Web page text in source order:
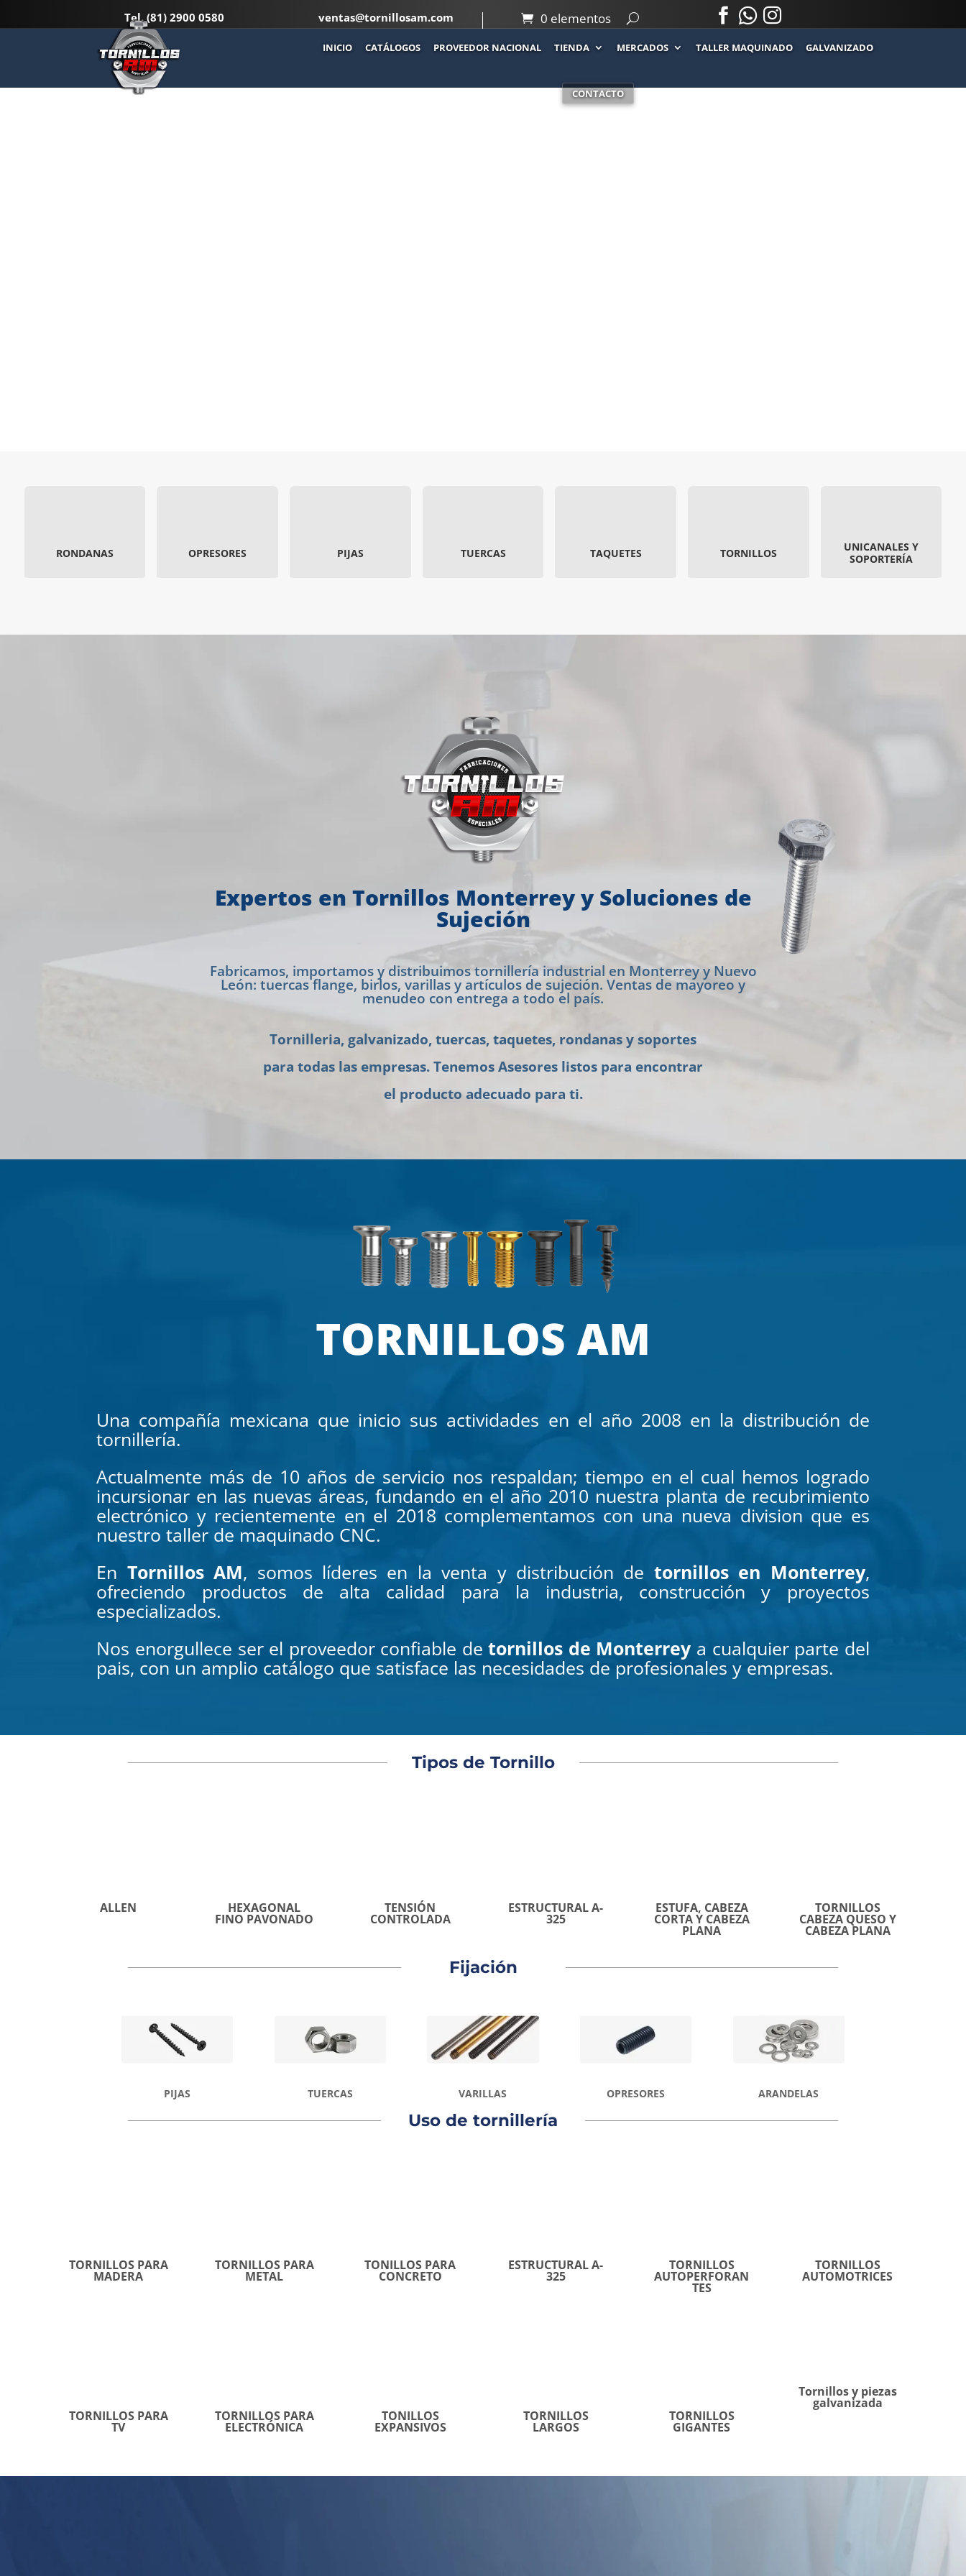
Tel.(81) 2900 0580 ventas@tornillosam.com 0 elementos  . .
INICIO CATÁLOGOS PROVEEDOR NACIONAL TIENDA MERCADOS TALLER MAQUINADO GALVANIZADO
CONTACTO
RONDANAS OPRESORES PIJAS TUERCAS TAQUETES TORNILLOS
UNICANALES Y
SOPORTERÍA
Expertos en Tornillos Monterrey y Soluciones de
Sujeción
Fabricamos, importamos y distribuimos tornillería industrial en Monterrey y Nuevo
León: tuercas flange, birlos, varillas y artículos de sujeción. Ventas de mayoreo y
menudeo con entrega a todo el país.
Tornilleria, galvanizado, tuercas, taquetes, rondanas y soportes
para todas las empresas. Tenemos Asesores listos para encontrar
el producto adecuado para ti.
TORNILLOS AM
Una compañía mexicana que inicio sus actividades en el año 2008 en la distribución de
tornillería.
Actualmente más de 10 años de servicio nos respaldan; tiempo en el cual hemos logrado
incursionar en las nuevas áreas, fundando en el año 2010 nuestra planta de recubrimiento
electrónico y recientemente en el 2018 complementamos con una nueva division que es
nuestro taller de maquinado CNC.
En Tornillos AM, somos líderes en la venta y distribución de tornillos en Monterrey,
ofreciendo productos de alta calidad para la industria, construcción y proyectos
especializados.
Nos enorgullece ser el proveedor confiable detornillos de Monterrey a cualquier parte del
pais, con un amplio catálogo que satisface las necesidades de profesionales y empresas.
Tipos de Tornillo
ALLEN HEXAGONAL
FINO PAVONADO
TENSIÓN
CONTROLADA
ESTRUCTURAL A-
325
ESTUFA, CABEZA
CORTA Y CABEZA
PLANA
TORNILLOS
CABEZA QUESO Y
CABEZA PLANA
Fijación
PIJAS TUERCAS VARILLAS OPRESORES ARANDELAS
Uso de tornillería
TORNILLOS PARA
MADERA
TORNILLOS PARA
METAL
TONILLOS PARA
CONCRETO
ESTRUCTURAL A-
325
TORNILLOS
AUTOPERFORAN
TES
TORNILLOS
AUTOMOTRICES
TORNILLOS PARA
TV
TORNILLOS PARA
ELECTRÓNICA
TONILLOS
EXPANSIVOS
TORNILLOS
LARGOS
TORNILLOS
GIGANTES
Tornillos y piezas
galvanizada